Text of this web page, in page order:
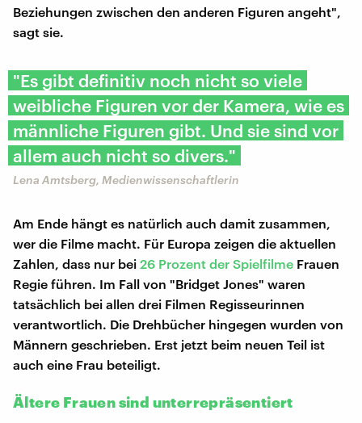
Beziehungen zwischen den anderen Figuren angeht",
sagt sie.
"Es gibt definitiv noch nicht so viele
weibliche Figuren vor der Kamera, wie es
männliche Figuren gibt. Und sie sind vor
allem auch nicht so divers."
Lena Amtsberg, Medienwissenschaftlerin
Am Ende hängt es natürlich auch damit zusammen,
wer die Filme macht. Für Europa zeigen die aktuellen
Zahlen, dass nur bei 26 Prozent der Spielfilme Frauen
Regie führen. Im Fall von "Bridget Jones" waren
tatsächlich bei allen drei Filmen Regisseurinnen
verantwortlich. Die Drehbücher hingegen wurden von
Männern geschrieben. Erst jetzt beim neuen Teil ist
auch eine Frau beteiligt.
Ältere Frauen sind unterrepräsentiert